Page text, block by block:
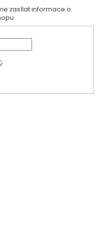
zasílat informace o